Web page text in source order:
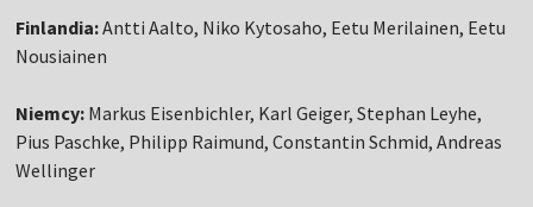
Finlandia:Antti Aalto, Niko Kytosaho, Eetu Merilainen, Eetu
Nousiainen
Niemcy: Markus Eisenbichler, Karl Geiger, Stephan Leyhe,
Pius Paschke, Philipp Raimund, Constantin Schmid, Andreas
Wellinger